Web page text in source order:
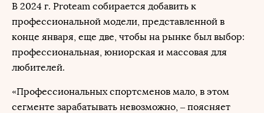
В 2024 г. Proteam собирается добавить к
профессиональной модели, представленной в
конце января, еще две, чтобы на рынке был выбор:
профессиональная, юниорская и массовая для
любителей.
«Профессиональных спортсменов мало, в этом
сегменте зарабатывать невозможно, – поясняет